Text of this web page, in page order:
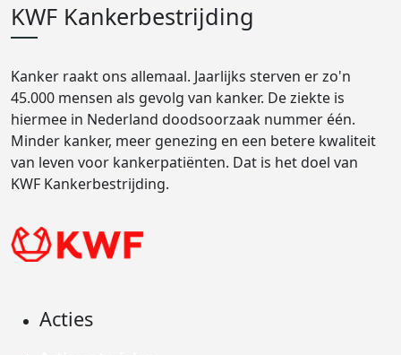
KWF Kankerbestrijding
Kanker raakt ons allemaal. Jaarlijks sterven er zo'n
45.000 mensen als gevolg van kanker. De ziekte is
hiermee in Nederland doodsoorzaak nummer één.
Minder kanker, meer genezing en een betere kwaliteit
van leven voor kankerpatiënten. Dat is het doel van
KWF Kankerbestrijding.
Acties